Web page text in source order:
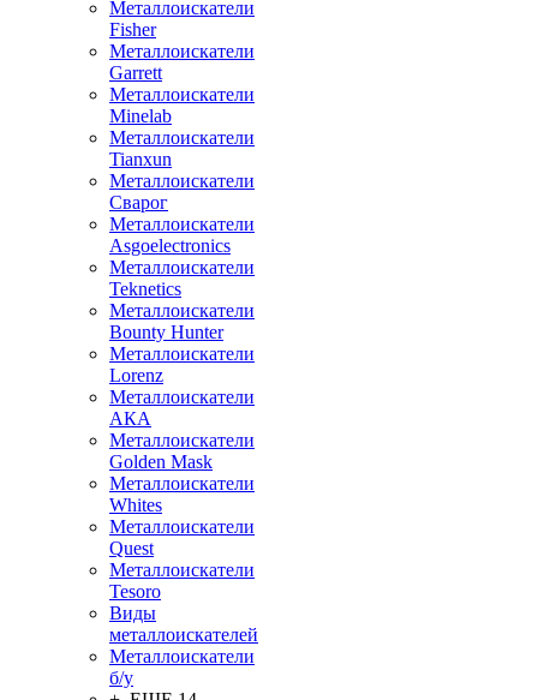
Металлоискатели
Fisher
Металлоискатели
Garrett
Металлоискатели
Minelab
Металлоискатели
Tianxun
Металлоискатели
Сварог
Металлоискатели
Asgoelectronics
Металлоискатели
Teknetics
Металлоискатели
Bounty Hunter
Металлоискатели
Lorenz
Металлоискатели
АКА
Металлоискатели
Golden Mask
Металлоискатели
Whites
Металлоискатели
Quest
Металлоискатели
Tesoro
Виды
металлоискателей
Металлоискатели
б/у